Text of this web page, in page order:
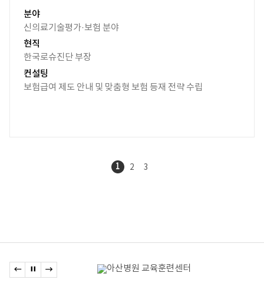
분야
신의료기술평가·보험 분야
현직
한국로슈진단 부장
컨설팅
보험급여 제도 안내 및 맞춤형 보험 등재 전략 수립
1 2 3
관련기관
이전 배너로 이동
배너 정지다음 배너로 이동